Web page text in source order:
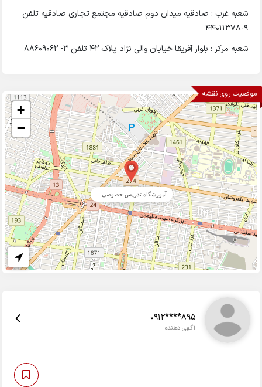
شعبه غرب : صادقیه میدان دوم صادقیه مجتمع تجاری صادقیه تلفن
9-44011378
شعبه مرکز : بلوار آفریقا خیابان والی نژاد پلاک ۴۲ تلفن 3- 88609062
موقعیت روی نقشه
آموزشگاه تدریس خصوصی...
+
−
0912****895
آگهی دهنده